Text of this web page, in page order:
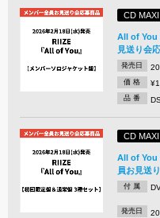
CD MAXI
All of You
見送り会
発売日
価 格
品 番
CD MAXI
All of You
員お見送
付 属
発売日